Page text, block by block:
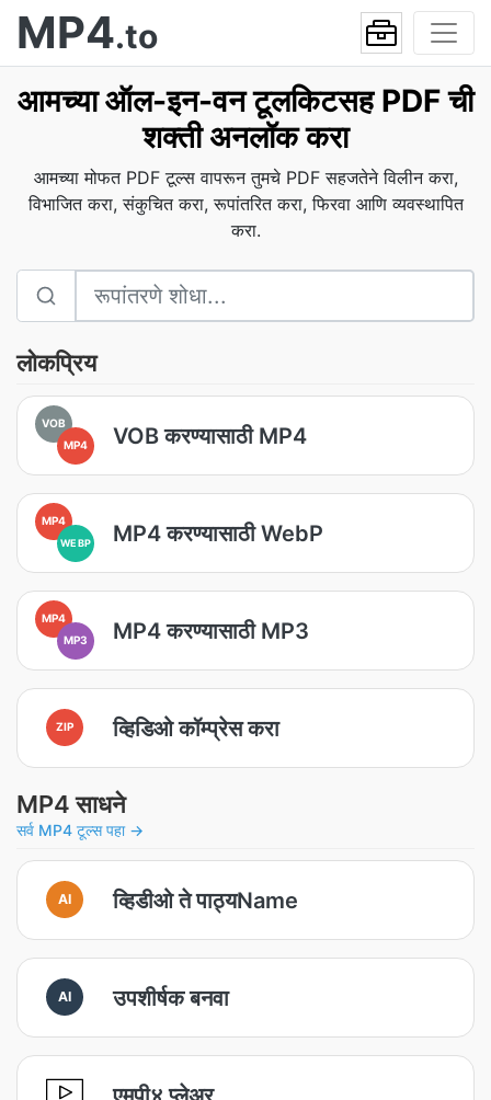
MP4.to
आमच्या ऑल-इन-वन टूलकिटसह PDF ची
शक्ती अनलॉक करा
आमच्या मोफत PDF टूल्स वापरून तुमचे PDF सहजतेने विलीन करा,
विभाजित करा, संकुचित करा, रूपांतरित करा, फिरवा आणि व्यवस्थापित
करा.
लोकप्रिय
VOB
MP4
VOB करण्यासाठी MP4
MP4
WEBP MP4 करण्यासाठी WebP
MP4
MP3
MP4 करण्यासाठी MP3
ZIP व्हिडिओ कॉम्प्रेस करा
MP4 साधने
सर्व MP4 टूल्स पहा →
AI व्हिडीओ ते पाठ्यName
AI उपशीर्षक बनवा